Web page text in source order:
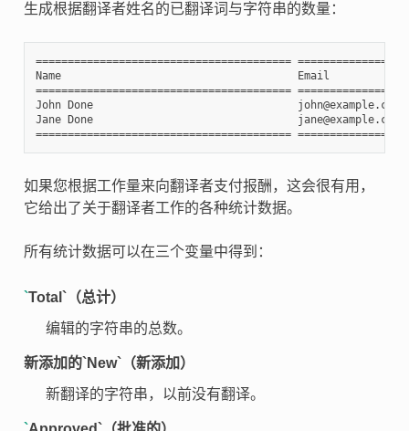
生成根据翻译者姓名的已翻译词与字符串的数量：
========================================
Name                                     Email
========================================
John Done
Jane Done
如果您根据工作量来向翻译者支付报酬，这会很有用，
它给出了关于翻译者工作的各种统计数据。
所有统计数据可以在三个变量中得到：
`Total`（总计）
编辑的字符串的总数。
新添加的`New`（新添加）
新翻译的字符串，以前没有翻译。